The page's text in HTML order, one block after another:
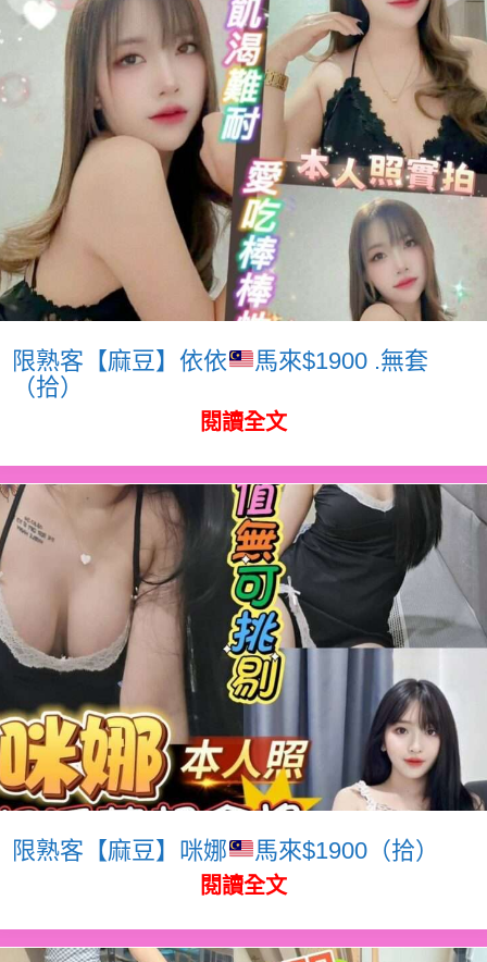
限熟客【麻豆】依依
馬來$1900 .無套
（拾）
閱讀全文
限熟客【麻豆】咪娜 馬來$1900（拾）
閱讀全文